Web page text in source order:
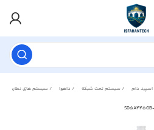
سیستم های نظارت تصویری سیستم تحت شبکه اسپید دام